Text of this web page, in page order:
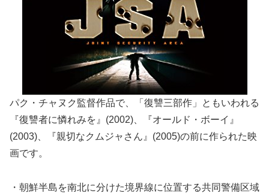
パク・チャヌク監督作品で、「復讐三部作」ともいわれる
『復讐者に憐れみを』(2002)、『オールド・ボーイ』
(2003)、『親切なクムジャさん』(2005)の前に作られた映
画です。
・朝鮮半島を南北に分けた境界線に位置する共同警備区域